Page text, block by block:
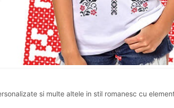
si multe altele in stil romanesc cu